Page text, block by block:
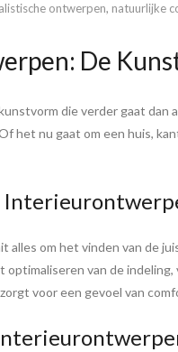
ontwerpen, natuurlijke
De
die verder gaat dan
het nu gaat om een huis,
alles om het vinden van de
optimaliseren van de
voor een gevoel van